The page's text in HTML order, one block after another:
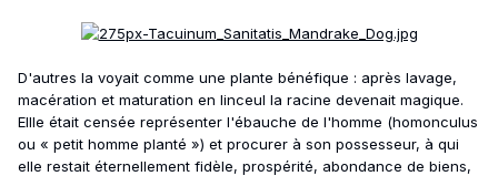
D'autres la voyait comme une plante bénéfique : après lavage,
macération et maturation en linceul la racine devenait magique.
Ellle était censée représenter l'ébauche de l'homme (homonculus
ou « petit homme planté ») et procurer à son possesseur, à qui
elle restait éternellement fidèle, prospérité, abondance de biens,